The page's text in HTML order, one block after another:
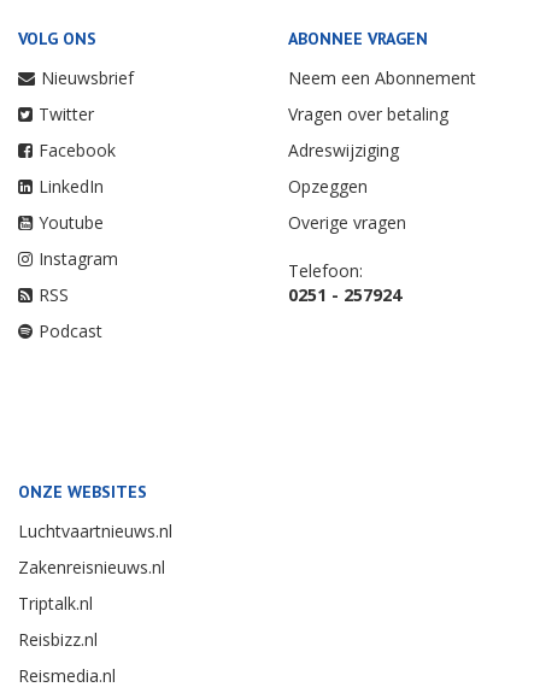
VOLG ONS
Nieuwsbrief
Twitter
Facebook
LinkedIn
Youtube
Instagram
RSS
Podcast
ABONNEE VRAGEN
Neem een Abonnement
Vragen over betaling
Adreswijziging
Opzeggen
Overige vragen
Telefoon:
0251 - 257924
ONZE WEBSITES
Luchtvaartnieuws.nl
Zakenreisnieuws.nl
Triptalk.nl
Reisbizz.nl
Reismedia.nl